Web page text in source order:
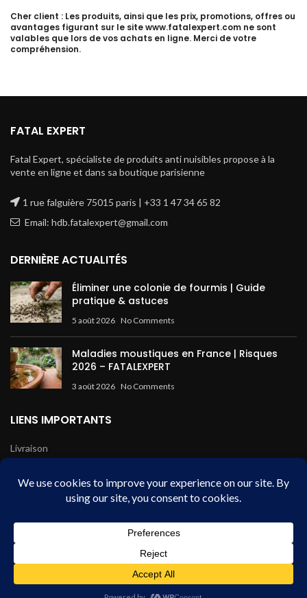
Cher client : Les produits, ainsi que les prix, promotions, offres ou
avantages figurant sur le site www.fatalexpert.com ne sont
valables que lors de vos achats en ligne. Merci de votre
compréhension.
FATAL EXPERT
Fatal Expert, spécialiste de produits anti nuisibles propose à la
vente en ligne et dans sa boutique parisienne
1 rue falguière 75015 paris | +33 1 47 34 65 82
Email: hdb.fatalexpert@gmail.com
DERNIÈRE ACTUALITÉS
Éliminer une colonie de fourmis | Guide
pratique & astuces
5 août 2026 No Comments
Maladies moustiques en France | Risques
2026 – FATALEXPERT
3 août 2026 No Comments
LIENS IMPORTANTS
Livraison
Conditions de vente
Fatal Expert - HDB